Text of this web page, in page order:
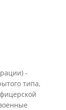
-
типа,